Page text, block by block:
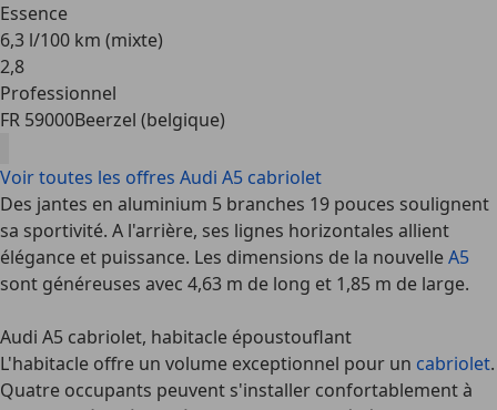
Essence
6,3 l/100 km (mixte)
2,8
Professionnel
FR 59000Beerzel (belgique)
Voir toutes les offres Audi A5 cabriolet
Des jantes en aluminium 5 branches 19 pouces soulignent
sa sportivité. A l'arrière, ses lignes horizontales allient
élégance et puissance. Les dimensions de la nouvelleA5
sont généreuses avec 4,63 m de long et 1,85 m de large.
Audi A5 cabriolet, habitacle époustouflant
L'habitacle offre un volume exceptionnel pour un cabriolet.
Quatre occupants peuvent s'installer confortablement à